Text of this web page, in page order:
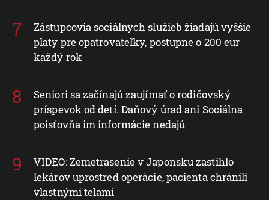
Zástupcovia sociálnych služieb žiadajú vyššie
platy pre opatrovateľky, postupne o 200 eur
každý rok
Seniori sa začínajú zaujímať o rodičovský
príspevok od detí. Daňový úrad ani Sociálna
poisťovňa im informácie nedajú
VIDEO: Zemetrasenie v Japonsku zastihlo
lekárov uprostred operácie, pacienta chránili
vlastnými telami